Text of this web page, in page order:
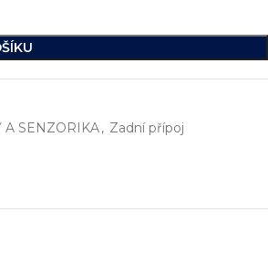
A SENZORIKA, Zadní přípoj